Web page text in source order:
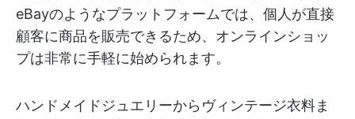
eBayのようなプラットフォームでは、個人が直接
顧客に商品を販売できるため、オンラインショッ
プは非常に手軽に始められます。
ハンドメイドジュエリーからヴィンテージ衣料ま